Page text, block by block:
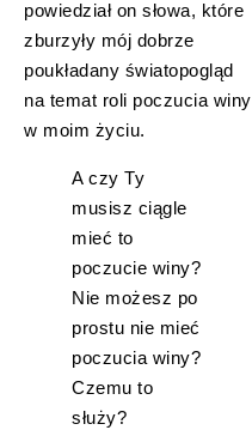
powiedział on słowa, które
zburzyły mój dobrze
poukładany światopogląd
na temat roli poczucia winy
w moim życiu.
A czy Ty
musisz ciągle
mieć to
poczucie winy?
Nie możesz po
prostu nie mieć
poczucia winy?
Czemu to
służy?